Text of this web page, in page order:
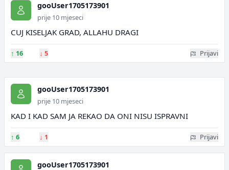
gooUser1705173901
prije 10 mjeseci
CUJ KISELJAK GRAD, ALLAHU DRAGI
↑ 16 ↓ 5 Prijavi
gooUser1705173901
prije 10 mjeseci
KAD I KAD SAM JA REKAO DA ONI NISU ISPRAVNI
↑ 6 ↓ 1 Prijavi
gooUser1705173901